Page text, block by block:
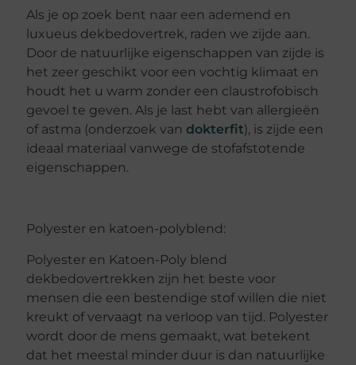
Als je op zoek bent naar een ademend en
luxueus dekbedovertrek, raden we zijde aan.
Door de natuurlijke eigenschappen van zijde is
het zeer geschikt voor een vochtig klimaat en
houdt het u warm zonder een claustrofobisch
gevoel te geven. Als je last hebt van allergieën
of astma (onderzoek van dokterfit), is zijde een
ideaal materiaal vanwege de stofafstotende
eigenschappen.
Polyester en katoen-polyblend:
Polyester en Katoen-Poly blend
dekbedovertrekken zijn het beste voor
mensen die een bestendige stof willen die niet
kreukt of vervaagt na verloop van tijd. Polyester
wordt door de mens gemaakt, wat betekent
dat het meestal minder duur is dan natuurlijke